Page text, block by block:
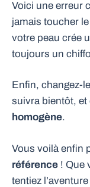
Voici une erreur
jamais toucher
votre peau crée
toujours un
Enfin, changez-
suivra bientôt, et
homogène.
Vous voilà enfin
référence ! Que
tentiez